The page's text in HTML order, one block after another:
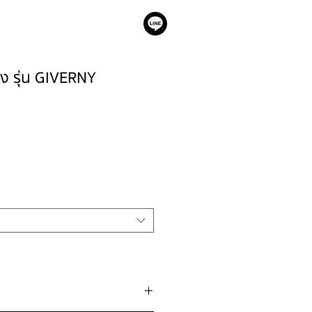
รุ่น GIVERNY